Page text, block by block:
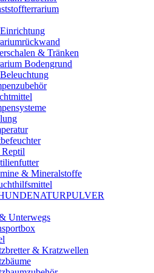
& Tränken
Bodengrund
Reptil
& Mineralstoffe
Unterwegs
& Kratzwellen